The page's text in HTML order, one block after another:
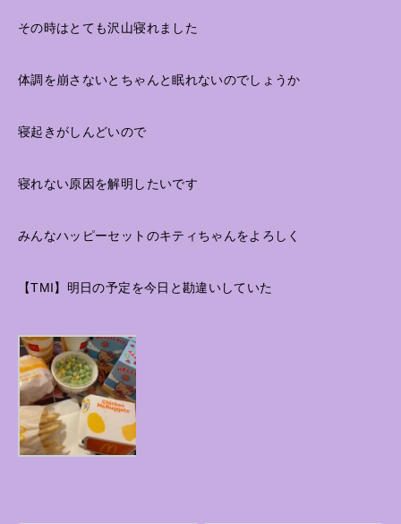
その時はとても沢山寝れました
体調を崩さないとちゃんと眠れないのでしょうか
寝起きがしんどいので
寝れない原因を解明したいです
みんなハッピーセットのキティちゃんをよろしく
【TMI】明日の予定を今日と勘違いしていた